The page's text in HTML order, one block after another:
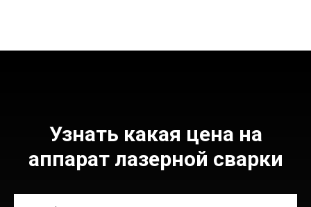
Узнать какая цена на
аппарат лазерной сварки